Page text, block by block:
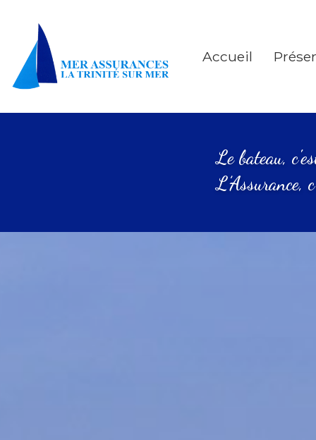
Accueil
Le bateau,
L’Assurance,